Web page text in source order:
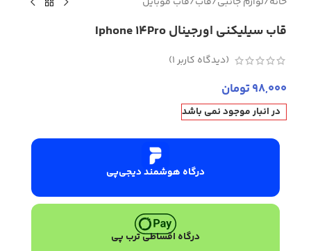
قاب سیلیکنی اورجینال Iphone 14Pro
(دیدگاه کاربر1
)
98,000تومان
در انبار موجود نمی باشد
درگاه هوشمند دیجی‌پی
درگاه اقساطی ترب پی